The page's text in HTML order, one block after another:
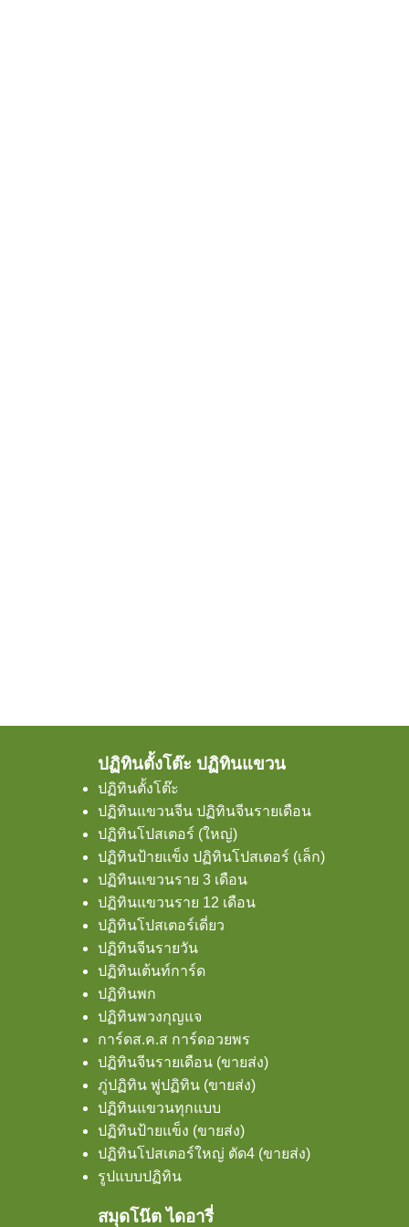
ปฏิทินตั้งโต๊ะ ปฏิทินแขวน
ปฏิทินตั้งโต๊ะ
ปฏิทินแขวนจีน ปฏิทินจีนรายเดือน
ปฏิทินโปสเตอร์ (ใหญ่)
ปฏิทินป้ายเเข็ง ปฏิทินโปสเตอร์ (เล็ก)
ปฏิทินแขวนราย 3 เดือน
ปฏิทินแขวนราย 12 เดือน
ปฏิทินโปสเตอร์เดี่ยว
ปฏิทินจีนรายวัน
ปฏิทินเต้นท์การ์ด
ปฏิทินพก
ปฏิทินพวงกุญแจ
การ์ดส.ค.ส การ์ดอวยพร
ปฏิทินจีนรายเดือน (ขายส่ง)
ภู่ปฏิทิน พู่ปฏิทิน (ขายส่ง)
ปฏิทินแขวนทุกแบบ
ปฏิทินป้ายแข็ง (ขายส่ง)
ปฏิทินโปสเตอร์ใหญ่ ตัด4 (ขายส่ง)
รูปแบบปฏิทิน
สมุดโน๊ต ไดอารี่